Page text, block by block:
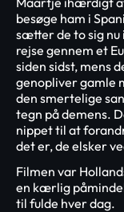
besøge ham i
sætter de to sig nu
rejse gennem et
siden sidst, mens
genopliver gamle
den smertelige
tegn på demens.
nippet til at
det er, de elsker
Filmen var
en kærlig
til fulde hver dag.